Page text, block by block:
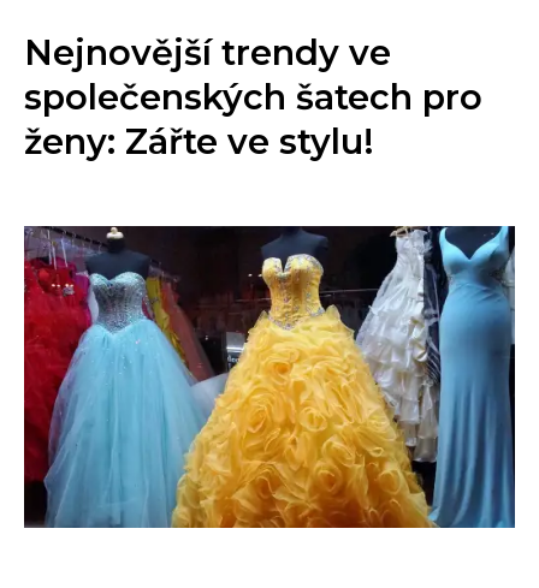
Nejnovější trendy ve
společenských šatech pro
ženy: Zářte ve stylu!